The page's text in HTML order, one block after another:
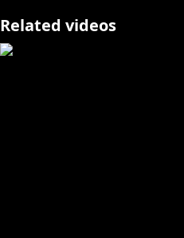
物語の舞台は、深さによっ
Related videos